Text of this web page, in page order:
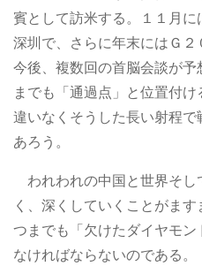
賓として訪米する。１１月
深圳で、さらに年末にはＧ２
今後、複数回の首脳会談が予
までも「通過点」と位置付
違いなくそうした長い射程
あろう。
われわれの中国と世界そ
く、深くしていくことがま
つまでも「欠けたダイヤモ
なければならないのである。